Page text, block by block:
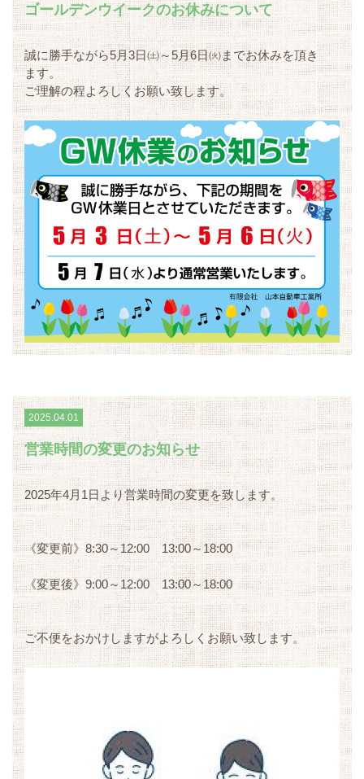
ゴールデンウイークのお休みについて
誠に勝手ながら5月3日㈯～5月6日㈫までお休みを頂き
ます。
ご理解の程よろしくお願い致します。
2025.04.01
営業時間の変更のお知らせ
2025年4月1日より営業時間の変更を致します。
《変更前》8:30～12:00 13:00～18:00
《変更後》9:00～12:00 13:00～18:00
ご不便をおかけしますがよろしくお願い致します。